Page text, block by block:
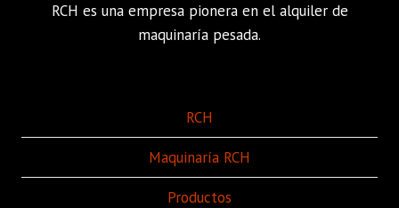
RCH es una empresa pionera en el alquiler de
maquinaría pesada.
RCH
Maquinaría RCH
Productos